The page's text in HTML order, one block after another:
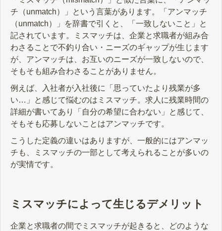
チ（unmatch）」という言葉があります。「アンマッチ
（unmatch）」を辞書で引くと、「一致しないこと」と
記されています。ミスマッチは、企業と求職者が組み合
わさることで不釣り合い・ニーズのギャップが生じます
が、アンマッチは、お互いのニーズが一致しないので、
そもそも組み合わさることがありません。
例えば、入社者が入社後に「思っていたより残業が多
い…」と感じて悩むのはミスマッチ。求人に残業時間の
詳細が書いてあり「自分の希望に合わない」と感じて、
そもそも応募しないことはアンマッチです。
こうした定義の違いはありますが、一般的にはアンマッ
チも、ミスマッチの一部として考えられることが多いの
が実情です。
ミスマッチによって生じるデメリット
企業と求職者の間でミスマッチが起きると、どのような